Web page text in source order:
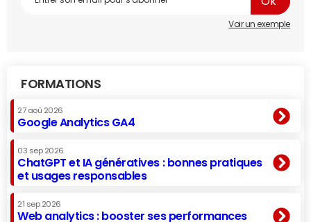
Voir un exemple
FORMATIONS
27 aoû 2026
Google Analytics GA4
03 sep 2026
ChatGPT et IA génératives : bonnes pratiques
et usages responsables
21 sep 2026
Web analytics : booster ses performances